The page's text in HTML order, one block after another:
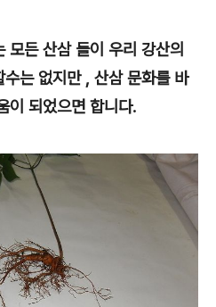
모든 산삼 들이 우리 강산의
는 없지만 , 산삼 문화를 바
이 되었으면 합니다.